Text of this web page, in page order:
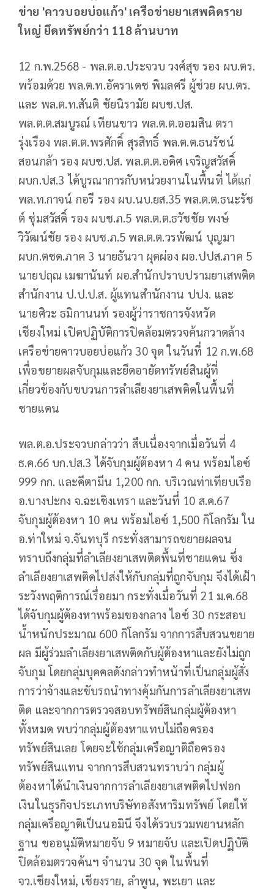
ข่าย 'คาวบอยบ่อแก้ว' เครือข่ายยาเสพติดราย
ใหญ่ ยึดทรัพย์กว่า 118 ล้านบาท
12 ก.พ.2568 - พล.ต.อ.ประจวบ วงศ์สุข รอง ผบ.ตร.
พร้อมด้วย พล.ต.ท.อัคราเดช พิมลศรี ผู้ช่วย ผบ.ตร.
และ พล.ต.ท.สันติ ชัยนิรามัย ผบช.ปส.
พล.ต.ต.สมบูรณ์ เทียนขาว พล.ต.ต.ออมสิน ตรา
รุ่งเรือง พล.ต.ต.พรศักดิ์ สุรสิทธิ์ พล.ต.ต.ธนรัชน์
สอนกล้า รอง ผบช.ปส. พล.ต.ต.อดิศ เจริญสวัสดิ์
ผบก.ปส.3 ได้บูรณาการกับหน่วยงานในพื้นที่ ได้แก่
พล.ท.กาจน์ กอรี รอง ผบ.นบ.ยส.35 พล.ต.ต.ธนะรัช
ต์ ชุ่มสวัสดิ์ รอง ผบช.ภ.5 พล.ต.ต.ธวัชชัย พงษ์
วิวัฒน์ชัย รอง ผบช.ภ.5 พล.ต.ต.วรพัฒน์ บุญมา
ผบก.ตชด.ภาค 3 นายธันวา ผุดผ่อง ผอ.ปปส.ภาค 5
นายปฤณ เมฆานันท์ ผอ.สำนักปราบปรามยาเสพติด
สำนักงาน ป.ป.ป.ส. ผู้แทนสำนักงาน ปปง. และ
นายศิวะ ธมิกานนท์ รองผู้ว่าราชการจังหวัด
เชียงใหม่ เปิดปฏิบัติการปิดล้อมตรวจค้นกวาดล้าง
เครือข่ายคาวบอยบ่อแก้ว 30 จุด ในวันที่ 12 ก.พ.68
เพื่อขยายผลจับกุมและยึดอายัดทรัพย์สินผู้ที่
เกี่ยวข้องกับขบวนการลำเลียงยาเสพติดในพื้นที่
ชายแดน
พล.ต.อ.ประจวบกล่าวว่า สืบเนื่องจากเมื่อวันที่ 4
ธ.ค.66 บก.ปส.3 ได้จับกุมผู้ต้องหา 4 คน พร้อมไอซ์
999 กก. และคีตามีน 1,200 กก. บริเวณท่าเทียบเรือ
อ.บางปะกง จ.ฉะเชิงเทรา และวันที่ 10 ส.ค.67
จับกุมผู้ต้องหา 10 คน พร้อมไอซ์ 1,500 กิโลกรัม ใน
อ.ท่าใหม่ จ.จันทบุรี กระทั่งสามารถขยายผลจน
ทราบถึงกลุ่มที่ลำเลียงยาเสพติดพื้นที่ชายแดน ซึ่ง
ลำเลียงยาเสพติดไปส่งให้กับกลุ่มที่ถูกจับกุม จึงได้เฝ้า
ระวังพฤติการณ์เรื่อยมา กระทั่งเมื่อวันที่ 21 ม.ค.68
ได้จับกุมผู้ต้องหาพร้อมของกลาง ไอซ์ 30 กระสอบ
น้ำหนักประมาณ 600 กิโลกรัม จากการสืบสวนขยาย
ผล มีผู้ร่วมลำเลียงยาเสพติดกับผู้ต้องหาและยังไม่ถูก
จับกุม โดยกลุ่มบุคคลดังกล่าวทำหน้าที่เป็นกลุ่มผู้สั่ง
การว่าจ้างและขับรถนำทางคุ้มกันการลำเลียงยาเสพ
ติด และจากการตรวจสอบทรัพย์สินกลุ่มผู้ต้องหา
ทั้งหมด พบว่ากลุ่มผู้ต้องหาแทบไม่ถือครอง
ทรัพย์สินเลย โดยจะใช้กลุ่มเครือญาติถือครอง
ทรัพย์สินแทน จากการสืบสวนทราบว่า กลุ่มผู้
ต้องหาได้นำเงินจากการลำเลียงยาเสพติดไปฟอก
เงินในธุรกิจประเภทบริษัทอสังหาริมทรัพย์ โดยให้
กลุ่มเครือญาติเป็นนอมินี จึงได้รวบรวมพยานหลัก
ฐาน ขออนุมัติหมายจับ 9 หมายจับ และเปิดปฏิบัติ
ปิดล้อมตรวจค้นฯ จำนวน 30 จุด ในพื้นที่
จว.เชียงใหม่, เชียงราย, ลำพูน, พะเยา และ